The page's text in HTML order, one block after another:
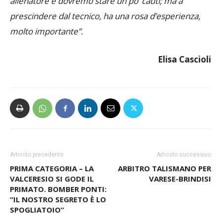
prescindere dal tecnico, ha una rosa d’esperienza,
molto importante”.
Elisa Cascioli
Articolo precedente
PRIMA CATEGORIA – LA
VALCERESIO SI GODE IL
PRIMATO. BOMBER PONTI:
“IL NOSTRO SEGRETO È LO
SPOGLIATOIO”
Articolo successivo
ARBITRO TALISMANO PER
VARESE-BRINDISI